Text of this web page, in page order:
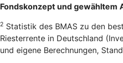
Fondskonzept und gewähltem
2 Statistik des BMAS zu den
Riesterrente in Deutschland
und eigene Berechnungen,